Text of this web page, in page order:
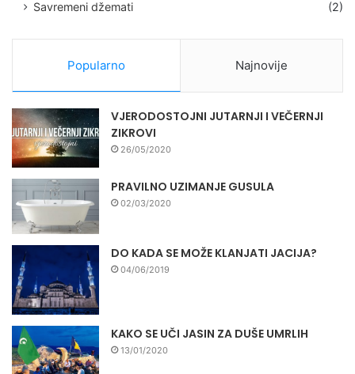
Savremeni džemati
(2)
Popularno Najnovije
VJERODOSTOJNI JUTARNJI I VEČERNJI
ZIKROVI
26/05/2020
PRAVILNO UZIMANJE GUSULA
02/03/2020
DO KADA SE MOŽE KLANJATI JACIJA?
04/06/2019
KAKO SE UČI JASIN ZA DUŠE UMRLIH
13/01/2020